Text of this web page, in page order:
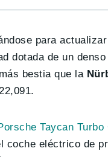
para
dotada de un
bestia que la
Taycan Turbo
coche eléctrico de